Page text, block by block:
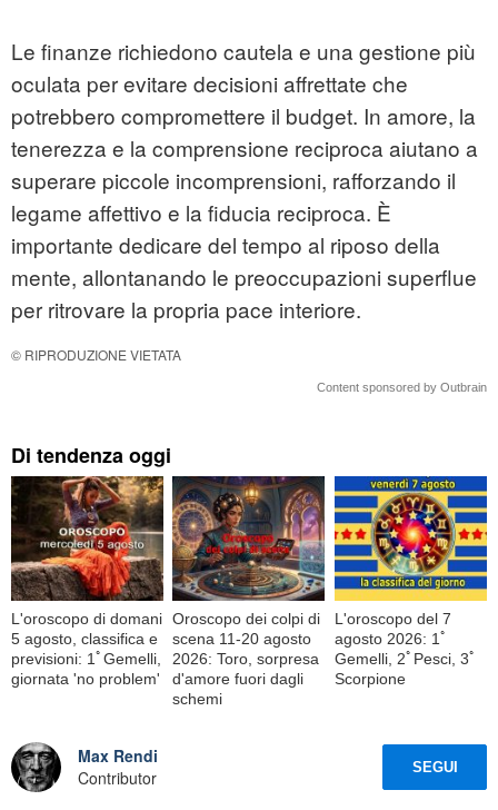
Le finanze richiedono cautela e una gestione più
oculata per evitare decisioni affrettate che
potrebbero compromettere il budget. In amore, la
tenerezza e la comprensione reciproca aiutano a
superare piccole incomprensioni, rafforzando il
legame affettivo e la fiducia reciproca. È
importante dedicare del tempo al riposo della
mente, allontanando le preoccupazioni superflue
per ritrovare la propria pace interiore.
© RIPRODUZIONE VIETATA
Content sponsored by Outbrain
Di tendenza oggi
L'oroscopo di domani
5 agosto, classifica e
previsioni: 1ﾟGemelli,
giornata 'no problem'
Oroscopo dei colpi di
scena 11-20 agosto
2026: Toro, sorpresa
d'amore fuori dagli
schemi
L'oroscopo del 7
agosto 2026: 1ﾟ
Gemelli, 2ﾟPesci, 3ﾟ
Scorpione
Max Rendi
Contributor
SEGUI